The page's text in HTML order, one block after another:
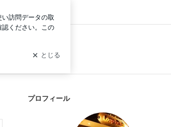
プロフィール